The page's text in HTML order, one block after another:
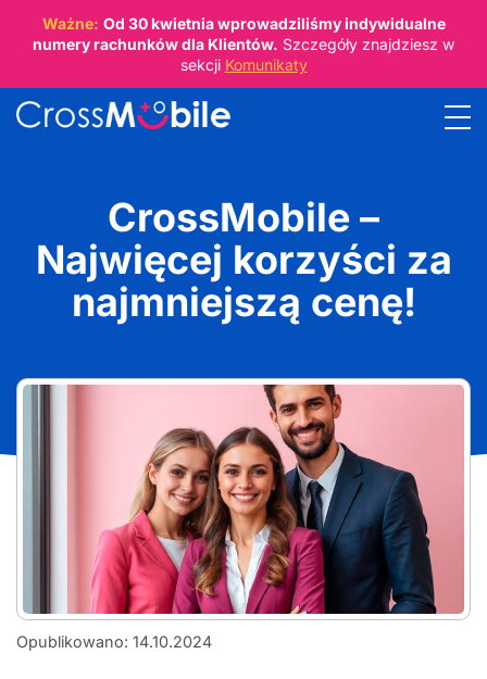
Ważne: Od 30 kwietniawprowadziliśmy indywidualne
numery rachunków dla Klientów. Szczegóły znajdziesz w
sekcji Komunikaty
CrossMobile –
Najwięcej korzyści za
najmniejszą cenę!
Opublikowano: 14.10.2024